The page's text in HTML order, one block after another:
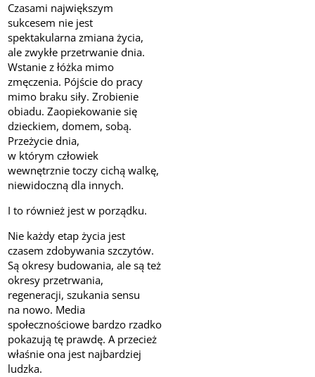
Czasami największym
sukcesem nie jest
spektakularna zmiana życia,
ale zwykłe przetrwanie dnia.
Wstanie z łóżka mimo
zmęczenia. Pójście do pracy
mimo braku siły. Zrobienie
obiadu. Zaopiekowanie się
dzieckiem, domem, sobą.
Przeżycie dnia,
w którym człowiek
wewnętrznie toczy cichą walkę,
niewidoczną dla innych.
I to również jest w porządku.
Nie każdy etap życia jest
czasem zdobywania szczytów.
Są okresy budowania, ale są też
okresy przetrwania,
regeneracji, szukania sensu
na nowo. Media
społecznościowe bardzo rzadko
pokazują tę prawdę. A przecież
właśnie ona jest najbardziej
ludzka.